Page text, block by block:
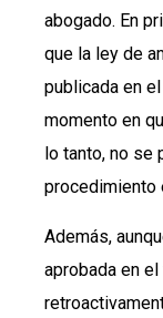
abogado. En
que la ley de
publicada en
momento en
lo tanto, no se
procedimiento
Además,
aprobada en